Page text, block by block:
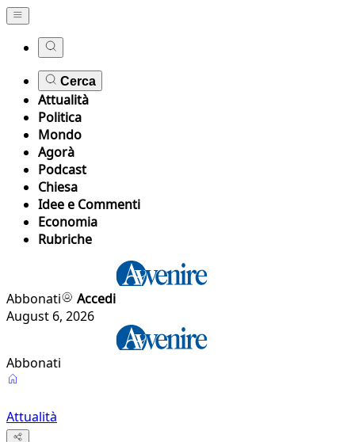
Cerca
Attualità
Politica
Mondo
Agorà
Podcast
Chiesa
Idee e Commenti
Economia
Rubriche
Abbonati
Accedi
August 6, 2026
Abbonati
Attualità